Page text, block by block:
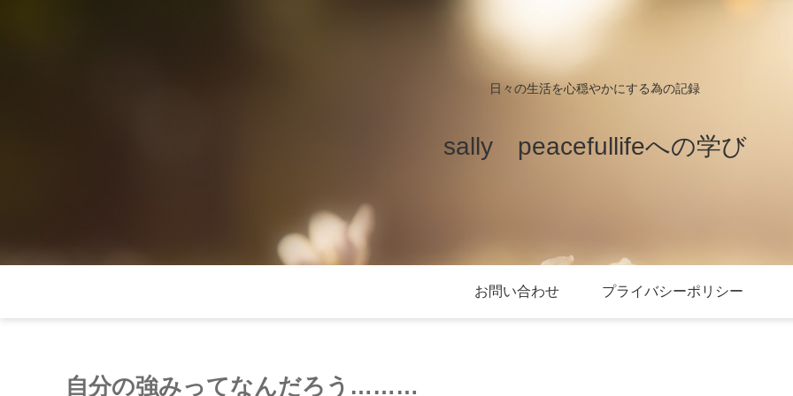
日々の生活を心穏やかにする為の記録
sally peacefullifeへの学び
お問い合わせ プライバシーポリシー
自分の強みってなんだろう………